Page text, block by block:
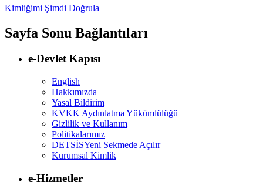
Kimliğimi Şimdi Doğrula
Sayfa Sonu Bağlantıları
e-Devlet Kapısı
English
Hakkımızda
Yasal Bildirim
KVKK Aydınlatma Yükümlülüğü
Gizlilik ve Kullanım
Politikalarımız
DETSİSYeni Sekmede Açılır
Kurumsal Kimlik
e-Hizmetler